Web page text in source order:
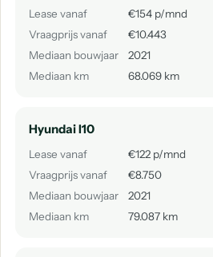
Lease vanaf
€154 p/mnd
Vraagprijs vanaf
€10.443
Mediaan bouwjaar
2021
Mediaan km
68.069 km
Hyundai I10
Lease vanaf
€122 p/mnd
Vraagprijs vanaf
€8.750
Mediaan bouwjaar
2021
Mediaan km
79.087 km